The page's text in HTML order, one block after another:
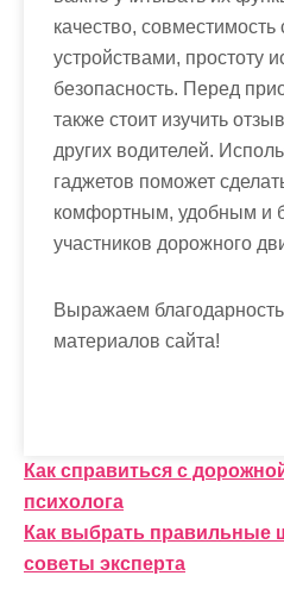
качество, совместимость
устройствами, простоту
безопасность. Перед
также стоит изучить
других водителей.
гаджетов поможет
комфортным, удобным и
участников дорожного
Выражаем
материалов сайта!
Навигация
по
записям
Как справиться с
психолога
Как выбрать правильные
советы эксперта